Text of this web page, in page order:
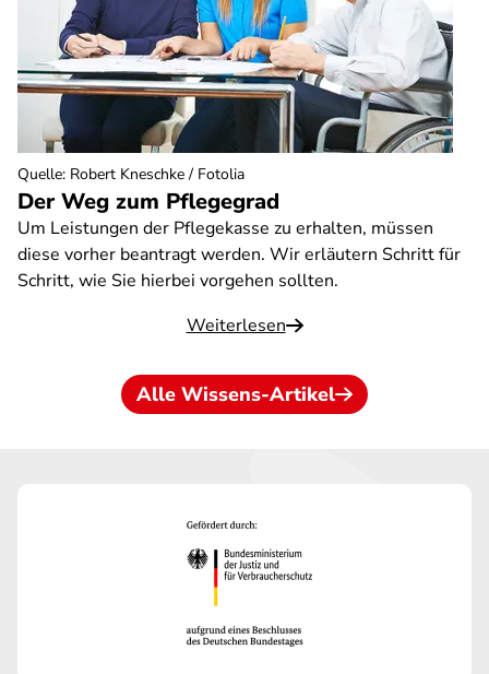
Der Weg zum Pflegegrad
Um Leistungen der Pflegekasse zu erhalten, müssen
diese vorher beantragt werden. Wir erläutern Schritt für
Schritt, wie Sie hierbei vorgehen sollten.
Weiterlesen
Quelle: Robert Kneschke / Fotolia
Alle Wissens-Artikel